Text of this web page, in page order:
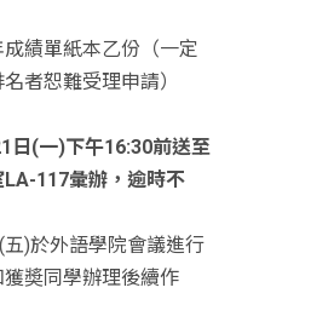
成績單紙本乙份（一定
者恕難受理申請）
日 (一)下午16:30前送至
LA-117彙辦，逾時不
)於外語學院會議進行
奬同學辦理後續作